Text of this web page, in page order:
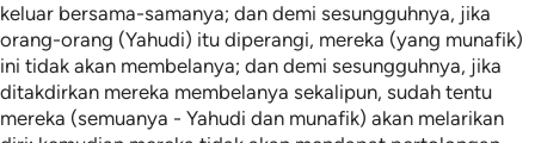
keluar bersama-samanya; dan demi sesungguhnya, jika
orang-orang (Yahudi) itu diperangi, mereka (yang munafik)
ini tidak akan membelanya; dan demi sesungguhnya, jika
ditakdirkan mereka membelanya sekalipun, sudah tentu
mereka (semuanya - Yahudi dan munafik) akan melarikan